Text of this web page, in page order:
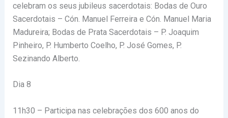
celebram os seus jubileus sacerdotais: Bodas de Ouro
Sacerdotais – Cón. Manuel Ferreira e Cón. Manuel Maria
Madureira; Bodas de Prata Sacerdotais – P. Joaquim
Pinheiro, P. Humberto Coelho, P. José Gomes, P.
Sezinando Alberto.
Dia 8
11h30 – Participa nas celebrações dos 600 anos do